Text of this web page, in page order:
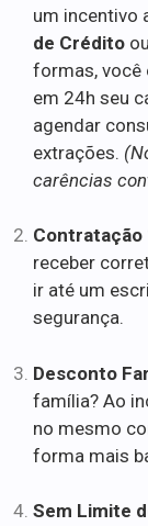
um incentivo
de Crédito ou
formas, você
em 24h seu
agendar
extrações.
carências
Contratação
receber
ir até um
segurança.
Desconto
família? Ao
no mesmo
forma mais
Sem Limite